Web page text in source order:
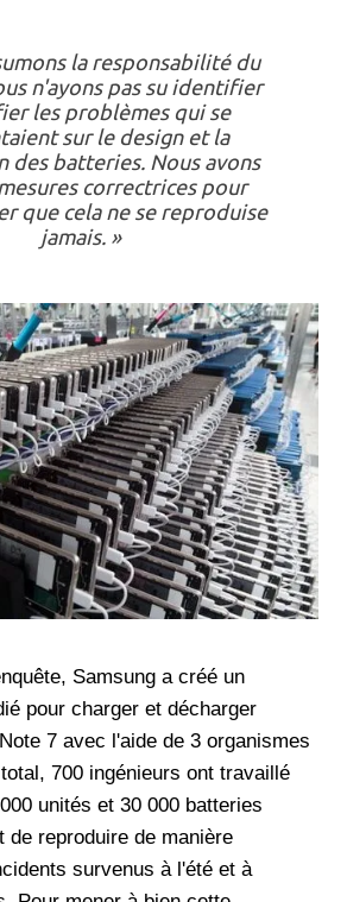
la responsabilité du
n'ayons pas su identifier
les problèmes qui se
sur le design et la
des batteries. Nous avons
correctrices pour
que cela ne se reproduise
jamais. »
Samsung a créé un
pour charger et décharger
7 avec l'aide de 3 organismes
700 ingénieurs ont travaillé
unités et 30 000 batteries
de reproduire de manière
survenus à l'été et à